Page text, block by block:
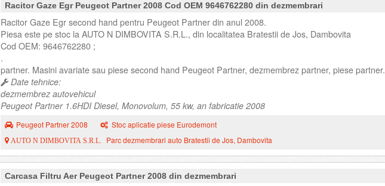
Racitor Gaze Egr Peugeot Partner 2008 Cod OEM 9646762280 din dezmembrari
Racitor Gaze Egr second hand pentru Peugeot Partner din anul 2008.
Piesa este pe stoc la AUTO N DIMBOVITA S.R.L., din localitatea Bratestii de Jos, Dambovita
Cod OEM: 9646762280 ;
.
partner. Masini avariate sau piese second hand Peugeot Partner, dezmembrez partner, piese partner.
Date tehnice:
dezmembrez autovehicul
Peugeot Partner 1.6HDI Diesel, Monovolum, 55 kw, an fabricatie 2008
Peugeot Partner 2008 Stoc aplicatie piese Eurodemont
AUTO N DIMBOVITA S.R.L. Parc dezmembrari auto Bratestii de Jos, Dambovita
Carcasa Filtru Aer Peugeot Partner 2008 din dezmembrari